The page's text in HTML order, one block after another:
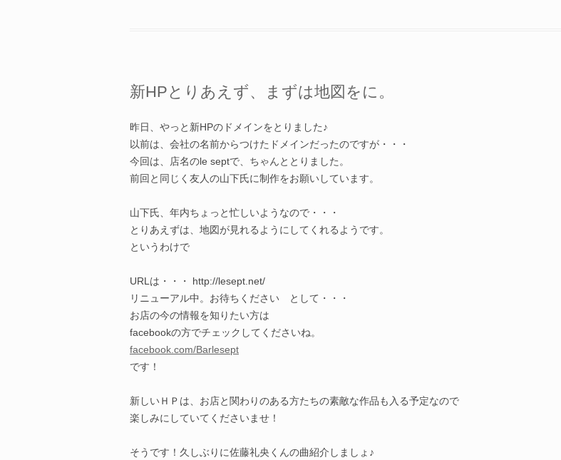
新HPとりあえず、まずは地図をに。
昨日、やっと新HPのドメインをとりました♪
以前は、会社の名前からつけたドメインだったのですが・・・
今回は、店名のle septで、ちゃんととりました。
前回と同じく友人の山下氏に制作をお願いしています。
山下氏、年内ちょっと忙しいようなので・・・
とりあえずは、地図が見れるようにしてくれるようです。
というわけで
URLは・・・ http://lesept.net/
リニューアル中。お待ちください として・・・
お店の今の情報を知りたい方は
facebookの方でチェックしてくださいね。
facebook.com/Barlesept
です！
新しいＨＰは、お店と関わりのある方たちの素敵な作品も入る予定なので
楽しみにしていてくださいませ！
そうです！久しぶりに佐藤礼央くんの曲紹介しましょ♪